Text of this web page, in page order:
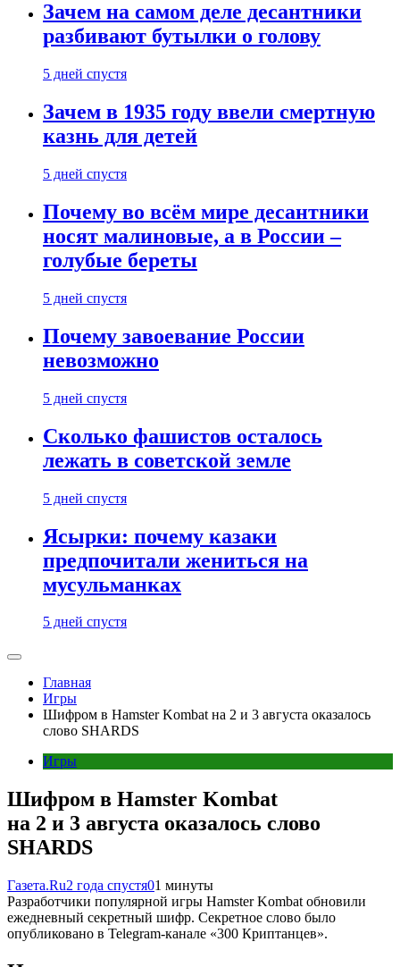
Зачем на самом деле десантники
разбивают бутылки о голову
5 дней спустя
Зачем в 1935 году ввели смертную
казнь для детей
5 дней спустя
Почему во всём мире десантники
носят малиновые, а в России –
голубые береты
5 дней спустя
Почему завоевание России
невозможно
5 дней спустя
Сколько фашистов осталось
лежать в советской земле
5 дней спустя
Ясырки: почему казаки
предпочитали жениться на
мусульманках
5 дней спустя
Главная
Игры
Шифром в Hamster Kombat на 2 и 3 августа оказалось
слово SHARDS
Игры
Шифром в Hamster Kombat
на 2 и 3 августа оказалось слово
SHARDS
Газета.Ru2 года спустя01 минуты
Разработчики популярной игры Hamster Kombat обновили
ежедневный секретный шифр. Секретное слово было
опубликовано в Telegram-канале «300 Криптанцев».